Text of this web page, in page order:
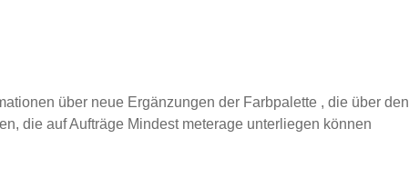
über neue Ergänzungen der Farbpalette , die über den
die auf Aufträge Mindest meterage unterliegen können